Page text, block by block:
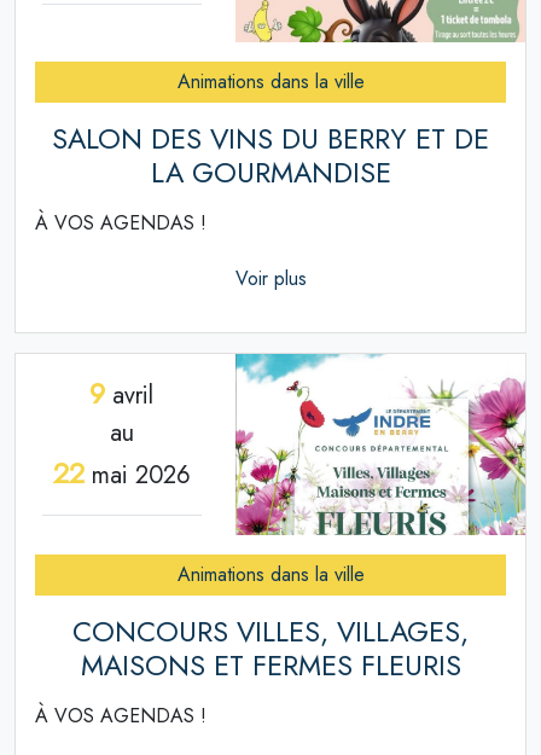
Animations dans la ville
SALON DES VINS DU BERRY ET DE
LA GOURMANDISE
À VOS AGENDAS !
Voir plus
9 avril
au
22mai 2026
Animations dans la ville
CONCOURS VILLES, VILLAGES,
MAISONS ET FERMES FLEURIS
À VOS AGENDAS !